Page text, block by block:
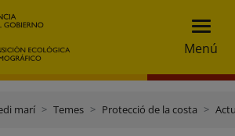
Menú
marí Temes Protecció de la costa